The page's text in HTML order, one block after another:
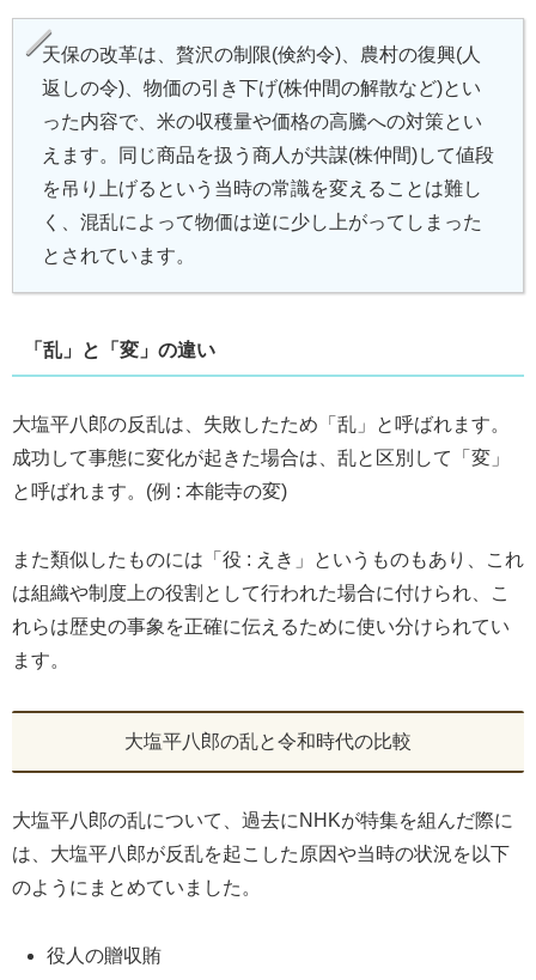
天保の改革は、贅沢の制限(倹約令)、農村の復興(人
返しの令)、物価の引き下げ(株仲間の解散など)とい
った内容で、米の収穫量や価格の高騰への対策とい
えます。同じ商品を扱う商人が共謀(株仲間)して値段
を吊り上げるという当時の常識を変えることは難し
く、混乱によって物価は逆に少し上がってしまった
とされています。
「乱」と「変」の違い
大塩平八郎の反乱は、失敗したため「乱」と呼ばれます。
成功して事態に変化が起きた場合は、乱と区別して「変」
と呼ばれます。(例 : 本能寺の変)
また類似したものには「役 : えき」というものもあり、これ
は組織や制度上の役割として行われた場合に付けられ、こ
れらは歴史の事象を正確に伝えるために使い分けられてい
ます。
大塩平八郎の乱と令和時代の比較
大塩平八郎の乱について、過去にNHKが特集を組んだ際に
は、大塩平八郎が反乱を起こした原因や当時の状況を以下
のようにまとめていました。
役人の贈収賄